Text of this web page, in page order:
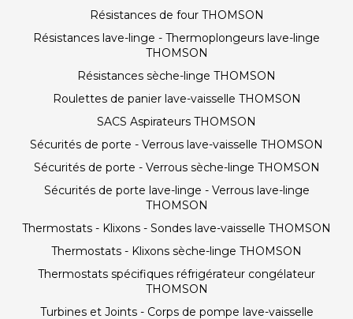
Résistances de four THOMSON
Résistances lave-linge - Thermoplongeurs lave-linge
THOMSON
Résistances sèche-linge THOMSON
Roulettes de panier lave-vaisselle THOMSON
SACS Aspirateurs THOMSON
Sécurités de porte - Verrous lave-vaisselle THOMSON
Sécurités de porte - Verrous sèche-linge THOMSON
Sécurités de porte lave-linge - Verrous lave-linge
THOMSON
Thermostats - Klixons - Sondes lave-vaisselle THOMSON
Thermostats - Klixons sèche-linge THOMSON
Thermostats spécifiques réfrigérateur congélateur
THOMSON
Turbines et Joints - Corps de pompe lave-vaisselle